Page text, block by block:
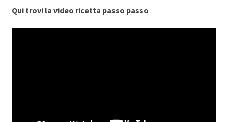
Qui trovi la video ricetta passo passo